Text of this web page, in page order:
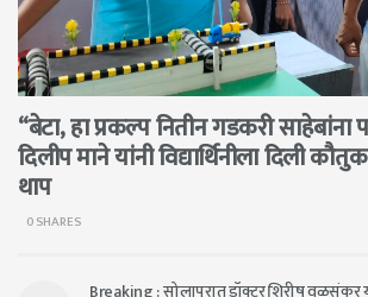
“बेटा, हा प्रकल्प नितीन गडकरी साहेबांना
दिलीप माने यांनी विद्यार्थिनीला दिली
थाप
0 SHARES